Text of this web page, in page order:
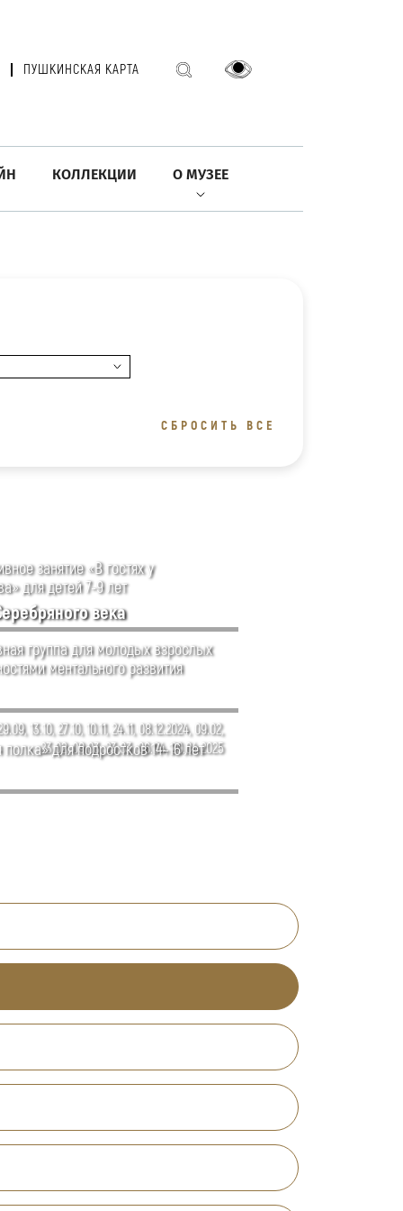
ПУШКИНСКАЯ КАРТА
КОЛЛЕКЦИИ О МУЗЕЕ
СБРОСИТЬ ВСЕ
занятие «В гостях у
для детей 7-9 лет
13.10, 27.10, 10.11, 24.11, 08.12.2024, 09.02,
23.02, 09.03, 23.03, 06.04, 20.04.2025
века
группа для молодых взрослых
ментального развития
для подростков 14–16 лет